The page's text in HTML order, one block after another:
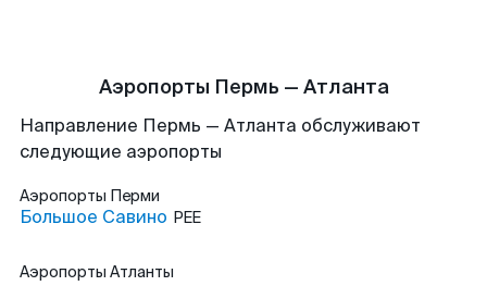
Аэропорты Пермь — Атланта
Направление Пермь — Атланта обслуживают
следующие аэропорты
Аэропорты Перми
Большое Савино PEE
Аэропорты Атланты